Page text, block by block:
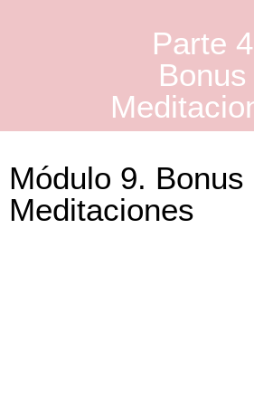
Parte 4
Bonus
Módulo 9. Bonus
Meditaciones